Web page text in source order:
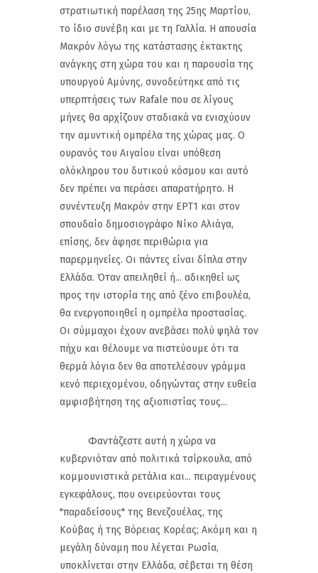
στρατιωτική παρέλαση της 25ης Μαρτίου,
το ίδιο συνέβη και με τη Γαλλία. Η απουσία
Μακρόν λόγω της κατάστασης έκτακτης
ανάγκης στη χώρα του και η παρουσία της
υπουργού Αμύνης, συνοδεύτηκε από τις
υπερπτήσεις των Rafale που σε λίγους
μήνες θα αρχίζουν σταδιακά να ενισχύουν
την αμυντική ομπρέλα της χώρας μας. Ο
ουρανός του Αιγαίου είναι υπόθεση
ολόκληρου του δυτικού κόσμου και αυτό
δεν πρέπει να περάσει απαρατήρητο. Η
συνέντευξη Μακρόν στην ΕΡΤ1 και στον
σπουδαίο δημοσιογράφο Νίκο Αλιάγα,
επίσης, δεν άφησε περιθώρια για
παρερμηνείες. Οι πάντες είναι δίπλα στην
Ελλάδα. Όταν απειληθεί ή... αδικηθεί ως
προς την ιστορία της από ξένο επιβουλέα,
θα ενεργοποιηθεί η ομπρέλα προστασίας.
Οι σύμμαχοι έχουν ανεβάσει πολύ ψηλά τον
πήχυ και θέλουμε να πιστεύουμε ότι τα
θερμά λόγια δεν θα αποτελέσουν γράμμα
κενό περιεχομένου, οδηγώντας στην ευθεία
αμφισβήτηση της αξιοπιστίας τους...
Φαντάζεστε αυτή η χώρα να
κυβερνιόταν από πολιτικά τσίρκουλα, από
κομμουνιστικά ρετάλια και... πειραγμένους
εγκεφάλους, που ονειρεύονται τους
"παραδείσους" της Βενεζουέλας, της
Κούβας ή της Βόρειας Κορέας; Ακόμη και η
μεγάλη δύναμη που λέγεται Ρωσία,
υποκλίνεται στην Ελλάδα, σέβεται τη θέση